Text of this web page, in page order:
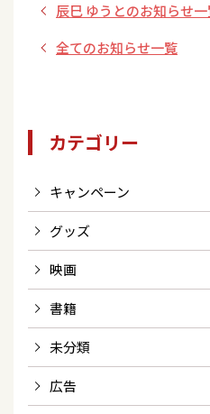
辰巳 ゆうとのお知らせ
全てのお知らせ一覧
カテゴリー
キャンペーン
グッズ
映画
書籍
未分類
広告